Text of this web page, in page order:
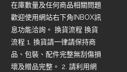
在庫數量及任何商品相關問題
歡迎使用網站右下角INBOX訊
息功能洽詢。 換貨流程 換貨
流程 1. 換貨請一律請保持商
品、包裝、配件完整無刮傷損
壞及贈品完整。 2. 請利用網